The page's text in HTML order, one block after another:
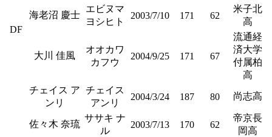
DF
海老沼 慶士
エビヌマ
ヨシヒト
2003/7/10 171 62
米子北
高
大川 佳風
オオカワ
カフウ
2004/9/25 171 67
流通経
済大学
付属柏
高
チェイス ア
ンリ
チェイス
アンリ
2004/3/24 187 80 尚志高
佐々木 奈琉
ササキ ナ
ル
2003/7/13 170 62
帝京長
岡高